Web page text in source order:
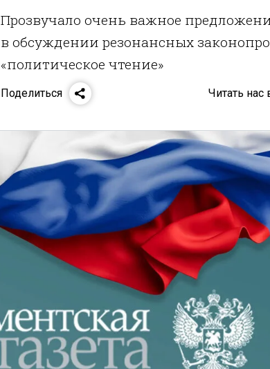
Прозвучало очень важное
в обсуждении резонансных
«политическое чтение»
Поделиться Читать нас